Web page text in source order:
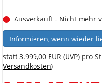
Ausverkauft - Nicht mehr
Informieren, wenn wieder
statt 3.999,00 EUR (UVP) pro
Versandkosten)